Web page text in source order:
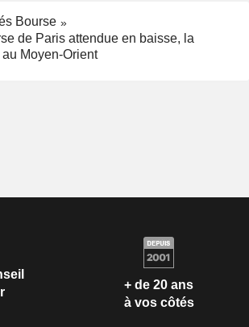
Bourse
de Paris attendue en baisse, la
Moyen-Orient
+ de 20 ans
à vos côtés